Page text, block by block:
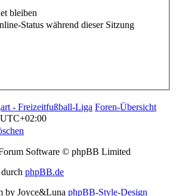
bleiben
Status während dieser Sitzung
- Freizeitfußball-Liga Foren-Übersicht
UTC+02:00
Software © phpBB Limited
phpBB.de
by Joyce&Luna phpBB-Style-Design